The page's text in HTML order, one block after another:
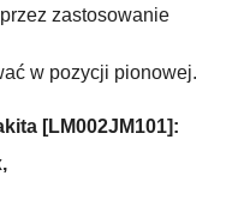
zastosowanie
w pozycji pionowej.
[LM002JM101]: